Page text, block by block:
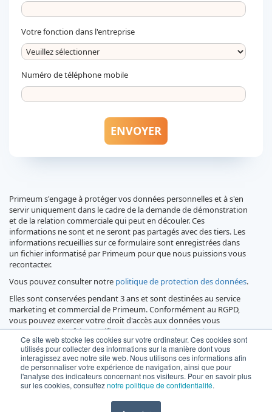
Ce site web stocke les cookies sur votre ordinateur. Ces cookies sont
utilisés pour collecter des informations sur la manière dont vous
interagissez avec notre site web. Nous utilisons ces informations afin
de personnaliser votre expérience de navigation, ainsi que pour
l'analyse des indicateurs concernant nos visiteurs. Pour en savoir plus
sur les cookies, consulteznotre politique de confidentialité.
Votre fonction dans l'entreprise
Numéro de téléphone mobile
Primeum s'engage à protéger vos données personnelles et à s'en
servir uniquement dans le cadre de la demande de démonstration
et de la relation commerciale qui peut en découler. Ces
informations ne sont et ne seront pas partagés avec des tiers. Les
informations recueillies sur ce formulaire sont enregistrées dans
un fichier informatisé par Primeum pour que nous puissions vous
recontacter.
Vous pouvez consulter notre politique de protection des données.
Elles sont conservées pendant 3 ans et sont destinées au service
marketing et commercial de Primeum. Conformément au RGPD,
vous pouvez exercer votre droit d'accès aux données vous
concernant et les faire rectifier en contactantdpo@primeum.com
ou Responsable de la protection des données, Primeum, 44,
Avenue Georges Pompidou 92300 Levallois-Perret.